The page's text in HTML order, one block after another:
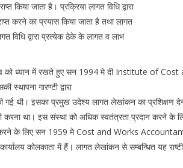
किया जाता है। प्रक्रिया लागत विधि द्वारा
करने का प्रयास किया जाता है तथा लागत
विधि द्वारा प्रत्येक ठेके के लागत व लाभ
को ध्यान में रखते हुए सन 1994 मे दी Institute of
गारण्टी द्वारा
गई थी। इसका प्रमुख उदेश्य लागत लेखांकन का प्रशिक्षण
करना था। इस संस्था को अधिक स्वतंत्रता प्रदान करने के
करने के लिए सन 1959 मे Cost and Works
कोलकाता में हैं। लागत लेखांकन से सम्बन्धित यह